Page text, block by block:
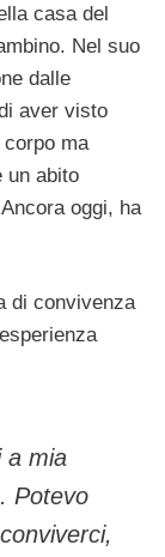
casa del
Nel suo
dalle
aver visto
corpo ma
un abito
oggi, ha
di convivenza
a mia
Potevo